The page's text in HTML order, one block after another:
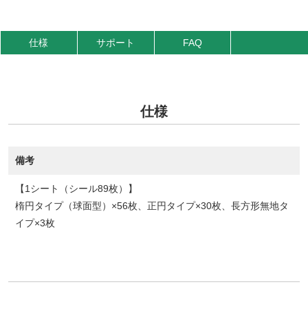
仕様 サポート FAQ
仕様
備考
【1シート（シール89枚）】
楕円タイプ（球面型）×56枚、正円タイプ×30枚、長方形無地タ
イプ×3枚